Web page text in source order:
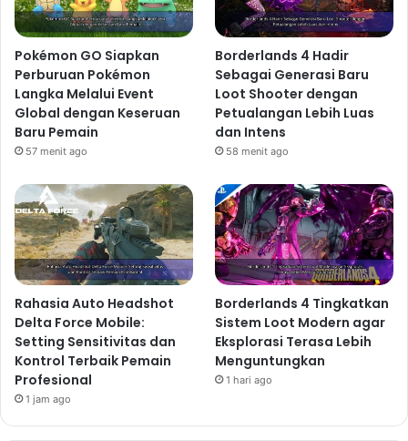
Pokémon GO Siapkan
Perburuan Pokémon
Langka Melalui Event
Global dengan Keseruan
Baru Pemain
57 menit ago
Borderlands 4 Hadir
Sebagai Generasi Baru
Loot Shooter dengan
Petualangan Lebih Luas
dan Intens
58 menit ago
Rahasia Auto Headshot
Delta Force Mobile:
Setting Sensitivitas dan
Kontrol Terbaik Pemain
Profesional
1 jam ago
Borderlands 4 Tingkatkan
Sistem Loot Modern agar
Eksplorasi Terasa Lebih
Menguntungkan
1 hari ago